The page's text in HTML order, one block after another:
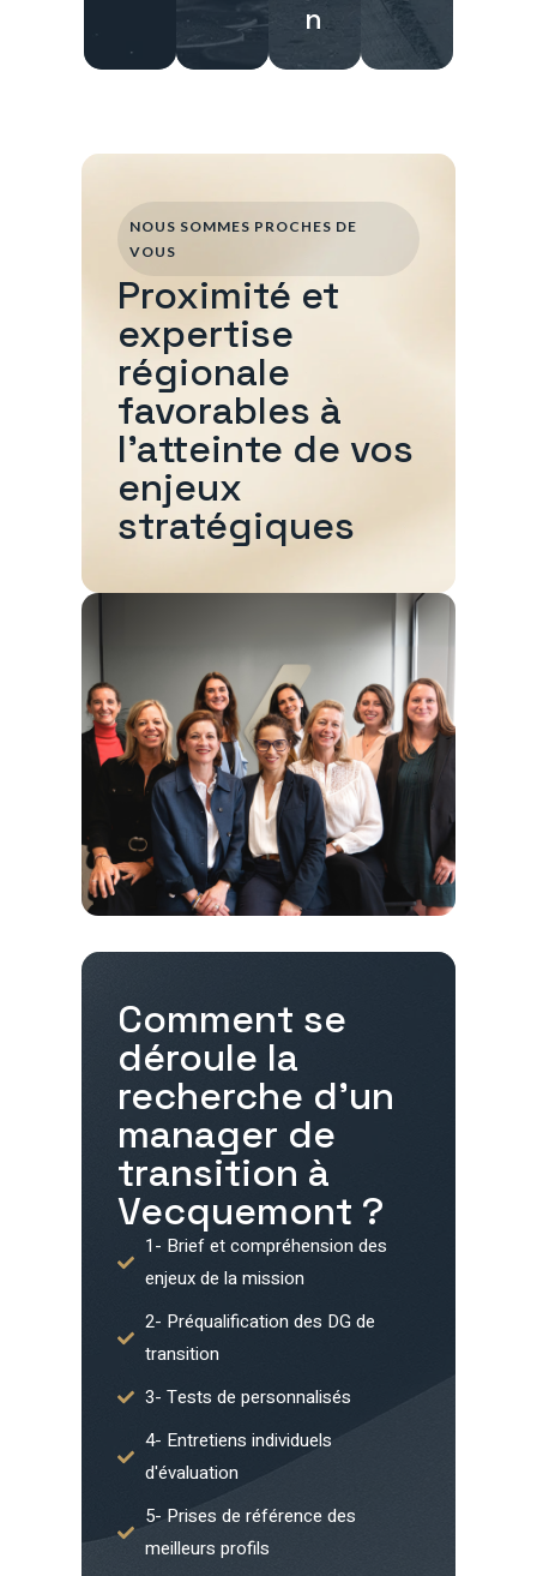
n
Comment se
déroule la
recherche d'un
manager de
transition à
Vecquemont ?
1- Brief et compréhension des
enjeux de la mission
2- Préqualification des DG de
transition
3- Tests de personnalisés
4- Entretiens individuels
d'évaluation
5- Prises de référence des
meilleurs profils
NOUS SOMMES PROCHES DE
VOUS
Proximité et
expertise
régionale
favorables à
l'atteinte de vos
enjeux
stratégiques